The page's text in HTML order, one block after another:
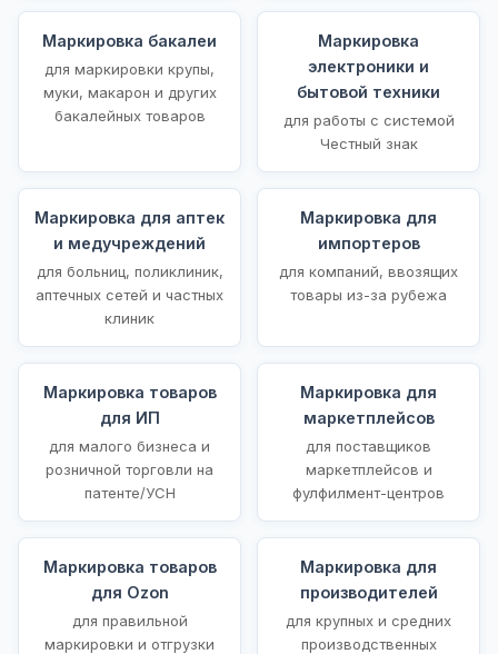
Маркировка бакалеи
для маркировки крупы,
муки, макарон и других
бакалейных товаров
Маркировка
электроники и
бытовой техники
для работы с системой
Честный знак
Маркировка для аптек
и медучреждений
для больниц, поликлиник,
аптечных сетей и частных
клиник
Маркировка для
импортеров
для компаний, ввозящих
товары из-за рубежа
Маркировка товаров
для ИП
для малого бизнеса и
розничной торговли на
патенте/УСН
Маркировка для
маркетплейсов
для поставщиков
маркетплейсов и
фулфилмент-центров
Маркировка товаров
для Ozon
для правильной
маркировки и отгрузки
Маркировка для
производителей
для крупных и средних
производственных